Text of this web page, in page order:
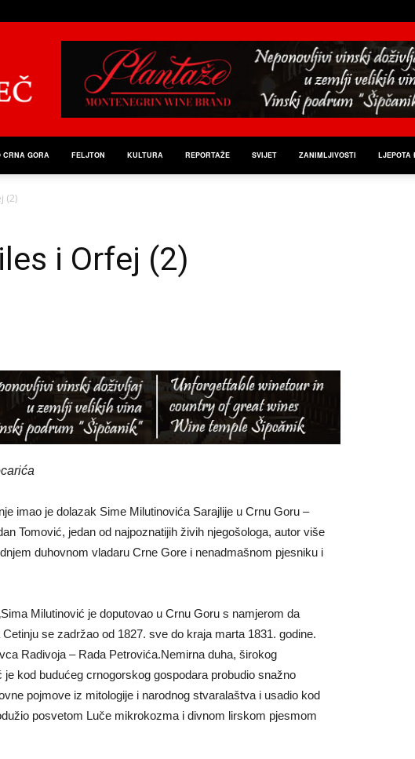
CRNA GORA FELJTON KULTURA REPORTAŽE SVIJET ZANIMLJIVOSTI LJEPOTA
(2)
i Orfej (2)
imao je dolazak Sime Milutinovića Sarajlije u Crnu Goru –
Tomović, jedan od najpoznatijih živih njegošologa, autor više
duhovnom vladaru Crne Gore i nenadmašnom pjesniku i
Milutinović je doputovao u Crnu Goru s namjerom da
se zadržao od 1827. sve do kraja marta 1831. godine.
Radivoja – Rada Petrovića.Nemirna duha, širokog
kod budućeg crnogorskog gospodara probudio snažno
pojmove iz mitologije i narodnog stvaralaštva i usadio kod
posvetom Luče mikrokozma i divnom lirskom pjesmom